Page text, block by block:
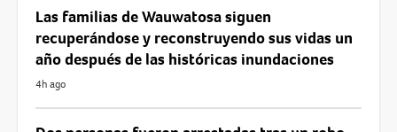
Las familias de Wauwatosa siguen
recuperándose y reconstruyendo sus vidas un
año después de las históricas inundaciones
4h ago